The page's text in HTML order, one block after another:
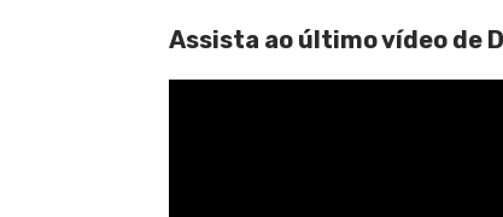
Assista ao último vídeo de